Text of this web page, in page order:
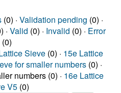
(0) · Validation pending (0) ·
· Valid (0) · Invalid (0) · Error
(0)
Sieve (0) · 15e Lattice
for smaller numbers (0) ·
numbers (0) · 16e Lattice
V5 (0)